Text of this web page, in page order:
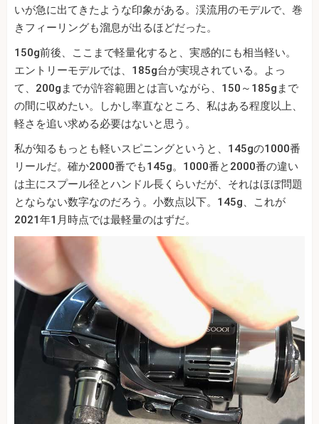
いが急に出てきたような印象がある。渓流用のモデルで、巻
きフィーリングも溜息が出るほどだった。
150g前後、ここまで軽量化すると、実感的にも相当軽い。
エントリーモデルでは、185g台が実現されている。よっ
て、200gまでが許容範囲とは言いながら、150～185gまで
の間に収めたい。しかし率直なところ、私はある程度以上、
軽さを追い求める必要はないと思う。
私が知るもっとも軽いスピニングというと、145gの1000番
リールだ。確か2000番でも145g。1000番と2000番の違い
は主にスプール径とハンドル長くらいだが、それはほぼ問題
とならない数字なのだろう。小数点以下。145g、これが
2021年1月時点では最軽量のはずだ。